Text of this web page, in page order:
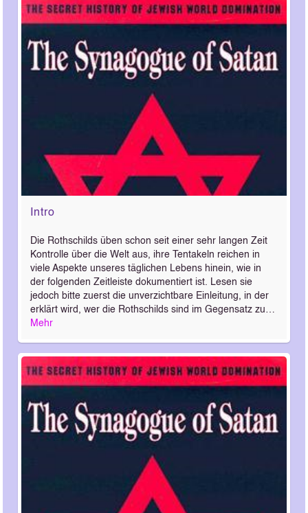
Intro
Die Rothschilds üben schon seit einer sehr langen Zeit
Kontrolle über die Welt aus, ihre Tentakeln reichen in
viele Aspekte unseres täglichen Lebens hinein, wie in
der folgenden Zeitleiste dokumentiert ist. Lesen sie
jedoch bitte zuerst die unverzichtbare Einleitung, in der
erklärt wird, wer die Rothschilds sind im Gegensatz zu…
Mehr